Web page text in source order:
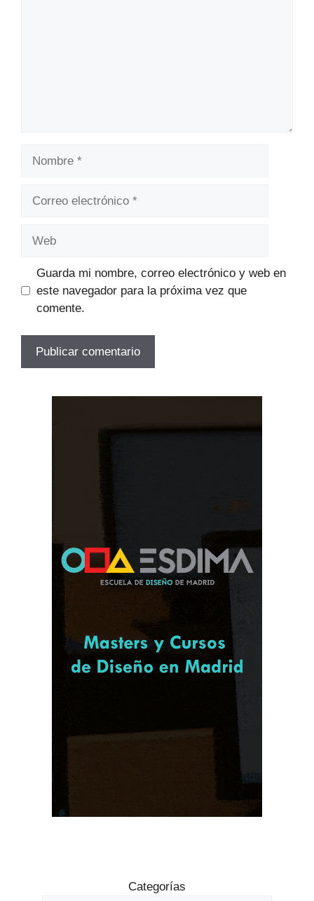
Guarda mi nombre, correo electrónico y web en
este navegador para la próxima vez que
comente.
Categorías